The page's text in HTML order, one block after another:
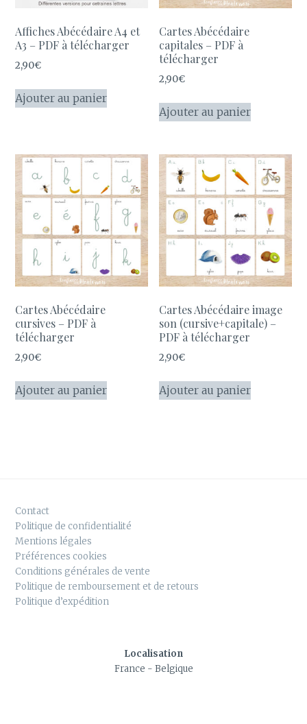
Affiches Abécédaire A4 et
A3 – PDF à télécharger
2,90€
Ajouter au panier
Cartes Abécédaire
capitales – PDF à
télécharger
2,90€
Ajouter au panier
Cartes Abécédaire
cursives – PDF à
télécharger
2,90€
Ajouter au panier
Cartes Abécédaire image
son (cursive+capitale) –
PDF à télécharger
2,90€
Ajouter au panier
Contact
Politique de confidentialité
Mentions légales
Préférences cookies
Conditions générales de vente
Politique de remboursement et de retours
Politique d’expédition
Localisation
France - Belgique